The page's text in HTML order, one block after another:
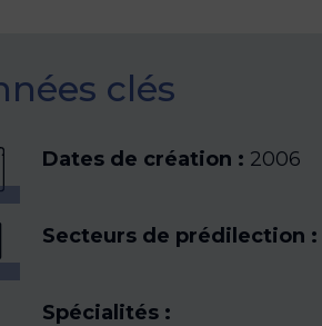
clés
Dates de création : 2006
Secteurs de prédilection :
Spécialités :